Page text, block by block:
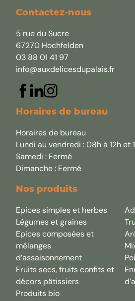
Contactez-nous
5 rue du Sucre
67270 Hochfelden
03 88 01 41 97
info@auxdelicesdupalais.fr
Horaires de bureau
Horaires de bureau
Lundi au vendredi : 08h à 12h et
Samedi : Fermé
Dimanche : Fermé
Nos produits
Epices simples et herbes
Légumes et graines
Epices composées et
mélanges
d’assaisonnement
Fruits secs, fruits confits et
décors pâtissiers
Produits bio